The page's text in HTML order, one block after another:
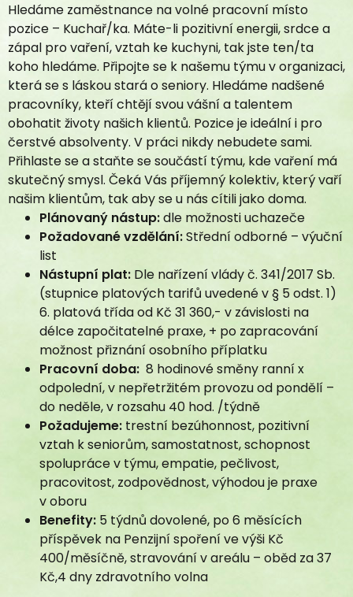
Formulář
O nás
Naše činnost
Fotogalerie pro rodinné příslušníky
Aktuality
Fotogalerie
Časopis Vesna
Projekty
Mezigenerační setkávání
Videogalerie
Doprovod
Informace
Výběrové řízení
Postup podání žádosti
Dobrovolnictví
Odborné stáže
Pracovní příležitosti
Zdroje financování
Schválené dotační tituly
Rozpočet
GDPR
Stravování
Podpora kvality
Bazální stimulace
InBody BWA2
Společenská odpovědnost
Relaxační místnost
Dokumenty ke stažení
Hledáme zaměstnance na volné pracovní místo
pozice – Kuchař/ka. Máte-li pozitivní energii, srdce a
zápal pro vaření, vztah ke kuchyni, tak jste ten/ta
koho hledáme. Připojte se k našemu týmu v organizaci,
která se s láskou stará o seniory. Hledáme nadšené
pracovníky, kteří chtějí svou vášní a talentem
obohatit životy našich klientů. Pozice je ideální i pro
čerstvé absolventy. V práci nikdy nebudete sami.
Přihlaste se a staňte se součástí týmu, kde vaření má
skutečný smysl. Čeká Vás příjemný kolektiv, který vaří
našim klientům, tak aby se u nás cítili jako doma.
Plánovaný nástup:dle možnosti uchazeče
Požadované vzdělání:Střední odborné – výuční
list
Nástupní plat: Dle nařízení vlády č. 341/2017 Sb.
(stupnice platových tarifů uvedené v § 5 odst. 1)
6. platová třída od Kč 31 360,- v závislosti na
délce započitatelné praxe, + po zapracování
možnost přiznání osobního příplatku
Pracovní doba: 8 hodinové směny ranní x
odpolední, v nepřetržitém provozu od pondělí –
do neděle, v rozsahu 40 hod. /týdně
Požadujeme: trestní bezúhonnost, pozitivní
vztah k seniorům, samostatnost, schopnost
spolupráce v týmu, empatie, pečlivost,
pracovitost, zodpovědnost, výhodou je praxe
v oboru
Benefity: 5 týdnů dovolené, po 6 měsících
příspěvek na Penzijní spoření ve výši Kč
400/měsíčně, stravování v areálu – oběd za 37
Kč,4 dny zdravotního volna